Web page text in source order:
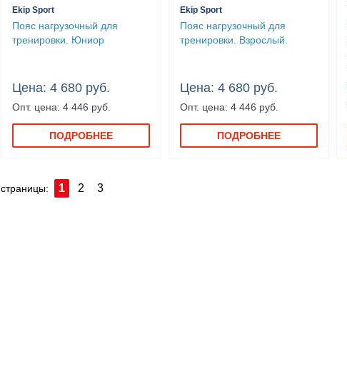
Ekip Sport
Пояс нагрузочный для
тренировки. Юниор
Цена: 4 680 руб.
Опт. цена: 4 446 руб.
ПОДРОБНЕЕ
Ekip Sport
Пояс нагрузочный для
тренировки. Взрослый.
Цена: 4 680 руб.
Опт. цена: 4 446 руб.
ПОДРОБНЕЕ
страницы: 1 2 3